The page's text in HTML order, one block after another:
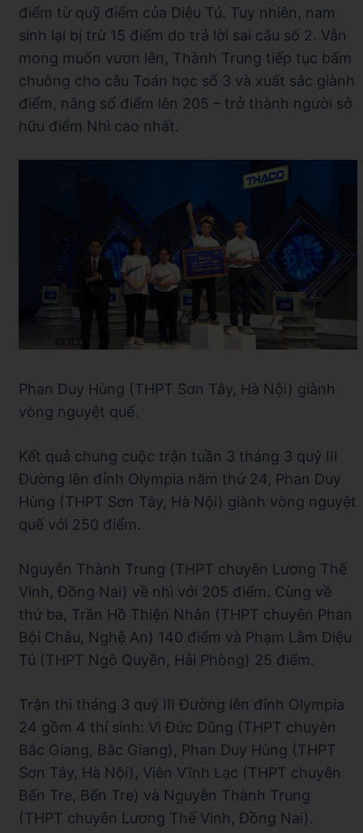
điểm từ quỹ điểm của Diệu Tú. Tuy nhiên, nam
sinh lại bị trừ 15 điểm do trả lời sai câu số 2. Vẫn
mong muốn vươn lên, Thành Trung tiếp tục bấm
chuông cho câu Toán học số 3 và xuất sắc giành
điểm, nâng số điểm lên 205 – trở thành người sở
hữu điểm Nhì cao nhất.
Phan Duy Hùng (THPT Sơn Tây, Hà Nội) giành
vòng nguyệt quế.
Kết quả chung cuộc trận tuần 3 tháng 3 quý III
Đường lên đỉnh Olympia năm thứ 24, Phan Duy
Hùng (THPT Sơn Tây, Hà Nội) giành vòng nguyệt
quế với 250 điểm.
Nguyễn Thành Trung (THPT chuyên Lương Thế
Vinh, Đồng Nai) về nhì với 205 điểm. Cùng về
thứ ba, Trần Hồ Thiện Nhân (THPT chuyên Phan
Bội Châu, Nghệ An) 140 điểm và Phạm Lâm Diệu
Tú (THPT Ngô Quyền, Hải Phòng) 25 điểm.
Trận thi tháng 3 quý III Đường lên đỉnh Olympia
24 gồm 4 thí sinh: Vi Đức Dũng (THPT chuyên
Bắc Giang, Bắc Giang), Phan Duy Hùng (THPT
Sơn Tây, Hà Nội), Viên Vĩnh Lạc (THPT chuyên
Bến Tre, Bến Tre) và Nguyễn Thành Trung
(THPT chuyên Lương Thế Vinh, Đồng Nai).